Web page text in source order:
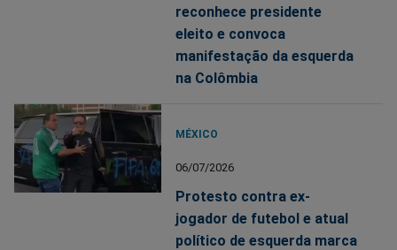
reconhece presidente
eleito e convoca
manifestação da esquerda
na Colômbia
MÉXICO
06/07/2026
Protesto contra ex-
jogador de futebol e atual
político de esquerda marca